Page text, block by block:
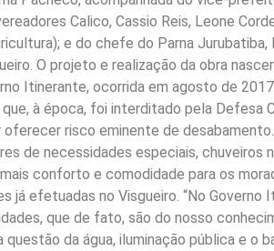
Calico, Cassio Reis, Leone
e do chefe do Parna Jurubatiba,
O projeto e realização da obra
Itinerante, ocorrida em agosto de
à época, foi interditado pela Defesa
oferecer risco eminente de
de necessidades especiais, chuveiros
conforto e comodidade para os
já efetuadas no Visgueiro. “No Governo
que de fato, são do nosso
da água, iluminação pública e o